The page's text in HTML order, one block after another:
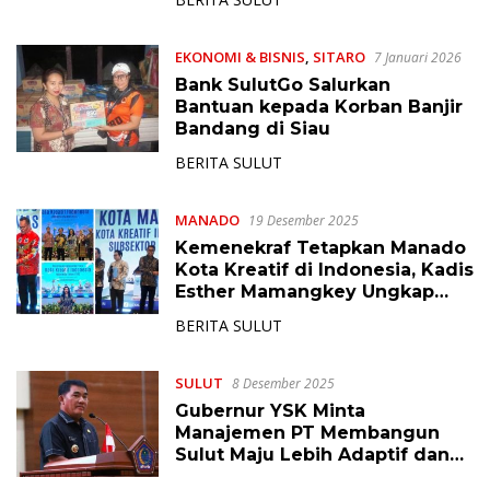
EKONOMI & BISNIS, SITARO 7 Januari 2026
Bank SulutGo Salurkan
Bantuan kepada Korban Banjir
Bandang di Siau
BERITA SULUT
MANADO 19 Desember 2025
Kemenekraf Tetapkan Manado
Kota Kreatif di Indonesia, Kadis
Esther Mamangkey Ungkap
BERITA SULUT
SULUT 8 Desember 2025
Gubernur YSK Minta
Manajemen PT Membangun
Sulut Maju Lebih Adaptif dan